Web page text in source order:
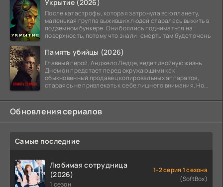
Укрытие (2026)
После катастрофы, которая затронула всю планету,
маленькая группа выживших людей старалась выжить в
подземном бункере. Они боялись подниматься на
поверхность, потому что знали: смерть там будет очень
Память убийцы (2026)
Главный герой, Анджело Ледде, ведет двойную жизнь.
Днем он предстает перед окружающими как
обыкновенный продавец копировальных аппаратов,
стараясь не привлекать к себе лишнего внимания. Но
Обновления сериалов
Самые последние
Любимая сотрудница
(2026)
1 сезон
1-2 серия 1 сезона
(SoftBox)